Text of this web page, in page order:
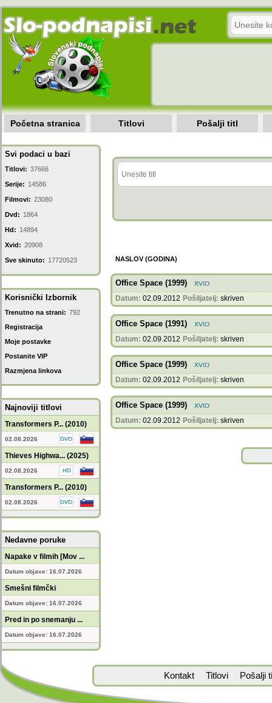
Početna stranica Titlovi Pošalji titl
Svi podaci u bazi
Titlovi: 37666
Serije: 14586
Filmovi: 23080
Dvd: 1864
Hd: 14894
Xvid: 20908
Sve skinuto: 17720523
Korisnički Izbornik
Trenutno na strani: 792
Registracija
Moje postavke
Postanite VIP
Razmjena linkova
Najnoviji titlovi
Transformers P... (2010)
02.08.2026
Thieves Highwa... (2025)
02.08.2026
Transformers P... (2010)
02.08.2026
Nedavne poruke
Napake v filmih [Mov ...
Datum objave: 16.07.2026
Smešni filmčki
Datum objave: 16.07.2026
Pred in po snemanju ...
Datum objave: 16.07.2026
NASLOV (GODINA)
Office Space (1999)
Datum: 02.09.2012 Pošiljatelj: skriven
Office Space (1991)
Datum: 02.09.2012 Pošiljatelj: skriven
Office Space (1999)
Datum: 02.09.2012 Pošiljatelj: skriven
Office Space (1999)
Datum: 02.09.2012 Pošiljatelj: skriven
Kontakt Titlovi Pošalji